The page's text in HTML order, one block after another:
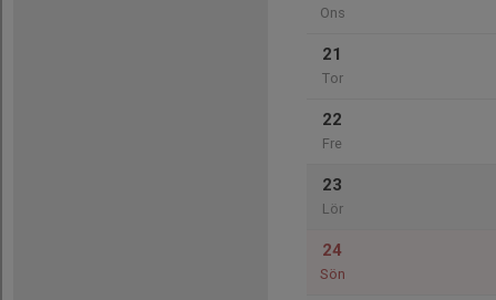
Ons
21
Tor
22
Fre
23
Lör
24
Sön